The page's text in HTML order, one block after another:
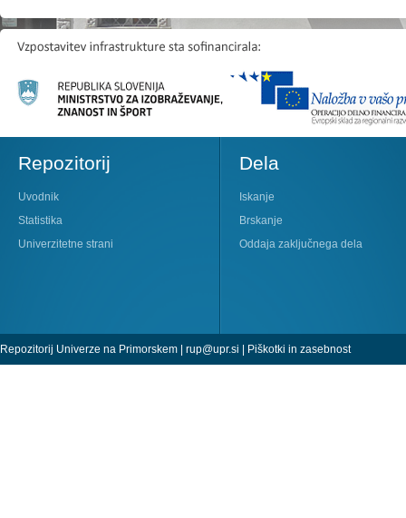
Repozitorij
Uvodnik
Statistika
Univerzitetne strani
Dela
Iskanje
Brskanje
Oddaja zaključnega dela
Repozitorij Univerze na Primorskem | rup@upr.si | Piškotki in zasebnost